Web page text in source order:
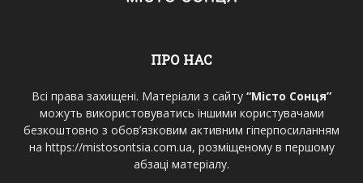
ПРО НАС
Всі права захищені. Матеріали з сайту “Місто Сонця”
можуть використовуватись іншими користувачами
безкоштовно з обов’язковим активним гіперпосиланням
на https://mistosontsia.com.ua, розміщеному в першому
абзаці матеріалу.